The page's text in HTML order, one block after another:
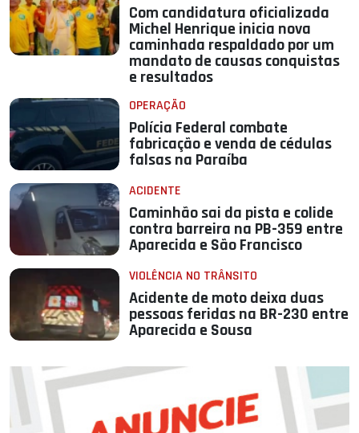
Com candidatura oficializada
Michel Henrique inicia nova
caminhada respaldado por um
mandato de causas conquistas
e resultados
OPERAÇÃO
Polícia Federal combate
fabricação e venda de cédulas
falsas na Paraíba
ACIDENTE
Caminhão sai da pista e colide
contra barreira na PB-359 entre
Aparecida e São Francisco
VIOLÊNCIA NO TRÂNSITO
Acidente de moto deixa duas
pessoas feridas na BR-230 entre
Aparecida e Sousa